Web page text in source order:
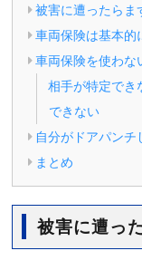
被害に遭ったらま
車両保険は基本的
車両保険を使わな
相手が特定でき
できない
自分がドアパンチ
まとめ
被害に遭っ